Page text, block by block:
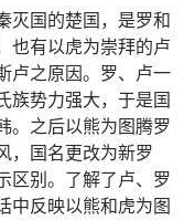
灭国的楚国，是罗和
也有以虎为崇拜的卢
卢之原因。罗、卢一
族势力强大，于是国
。之后以熊为图腾罗
，国名更改为新罗
区别。了解了卢、罗
中反映以熊和虎为图